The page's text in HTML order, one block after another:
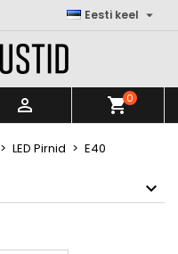
Eesti keel 
 shopping_cart0
LED Pirnid E40